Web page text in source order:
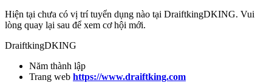
Hiện tại chưa có vị trí tuyển dụng nào tại DraiftkingDKING. Vui
lòng quay lại sau để xem cơ hội mới.
DraiftkingDKING
Năm thành lập
Trang web https://www.draiftking.com